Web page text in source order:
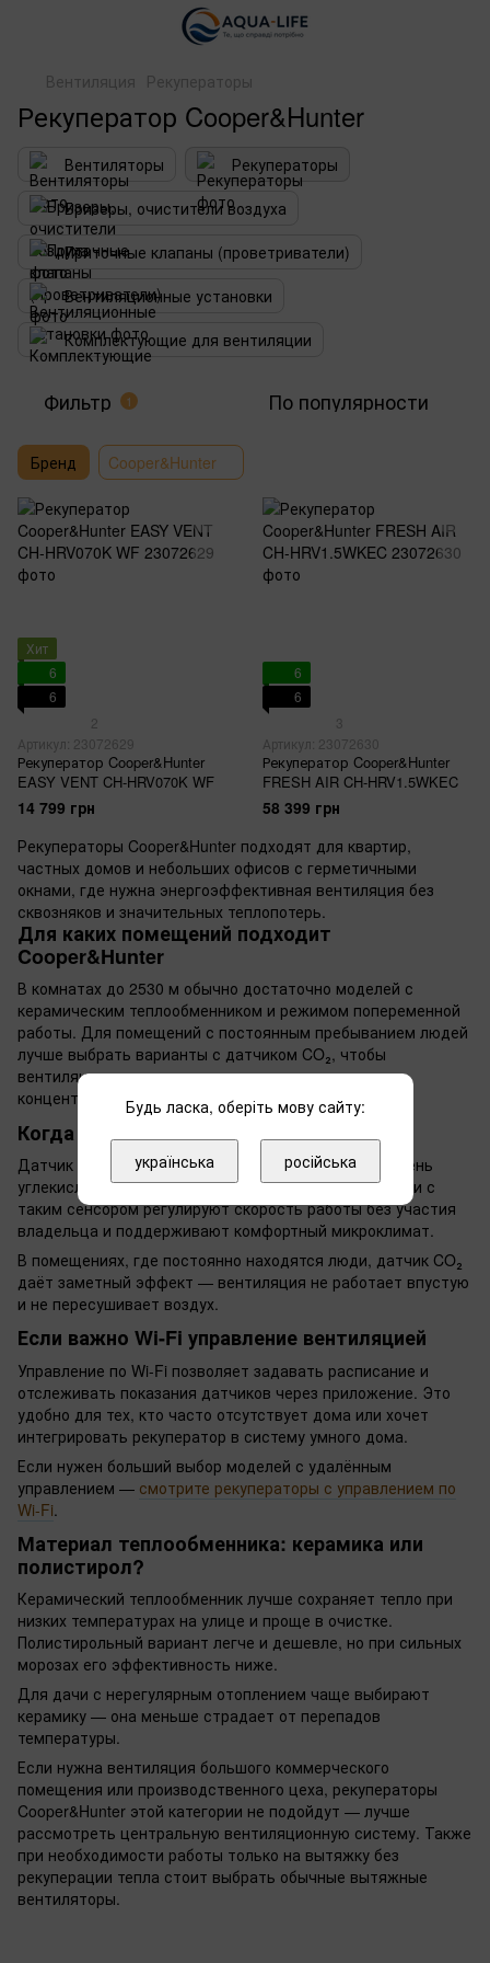
Вентиляция Рекуператоры
Рекуператор Cooper&Hunter
Вентиляторы
Рекуператоры
Бризеры, очистители воздуха
Приточные клапаны (проветриватели)
Вентиляционные установки
Комплектующие для вентиляции
Фильтр 1 По популярности
Бренд Cooper&Hunter
Хит
6
6
2
Артикул: 23072629
Рекуператор Cooper&Hunter
EASY VENT CH-HRV070K WF
14 799 грн
6
6
3
Артикул: 23072630
Рекуператор Cooper&Hunter
FRESH AIR CH-HRV1.5WKEC
58 399 грн
Рекуператоры Cooper&Hunter подходят для квартир,
частных домов и небольших офисов с герметичными
окнами, где нужна энергоэффективная вентиляция без
сквозняков и значительных теплопотерь.
Для каких помещений подходит
Cooper&Hunter
В комнатах до 2530 м обычно достаточно моделей с
керамическим теплообменником и режимом попеременной
работы. Для помещений с постоянным пребыванием людей
лучше выбрать варианты с датчиком CO₂, чтобы
вентиляция включалась автоматически при росте
концентрации газа.
Когда нужен датчик CO₂ в рекуператоре
Датчик CO₂ полезен в спальнях и детских, где уровень
углекислого газа может быстро расти ночью. Модели с
таким сенсором регулируют скорость работы без участия
владельца и поддерживают комфортный микроклимат.
В помещениях, где постоянно находятся люди, датчик CO₂
даёт заметный эффект — вентиляция не работает впустую
и не пересушивает воздух.
Если важно Wi-Fi управление вентиляцией
Управление по Wi-Fi позволяет задавать расписание и
отслеживать показания датчиков через приложение. Это
удобно для тех, кто часто отсутствует дома или хочет
интегрировать рекуператор в систему умного дома.
Если нужен больший выбор моделей с удалённым
управлением — смотрите рекуператоры с управлением по
Wi-Fi.
Материал теплообменника: керамика или
полистирол?
Керамический теплообменник лучше сохраняет тепло при
низких температурах на улице и проще в очистке.
Полистирольный вариант легче и дешевле, но при сильных
морозах его эффективность ниже.
Для дачи с нерегулярным отоплением чаще выбирают
керамику — она меньше страдает от перепадов
температуры.
Если нужна вентиляция большого коммерческого
помещения или производственного цеха, рекуператоры
Cooper&Hunter этой категории не подойдут — лучше
рассмотреть центральную вентиляционную систему. Также
при необходимости работы только на вытяжку без
рекуперации тепла стоит выбрать обычные вытяжные
вентиляторы.
Будь ласка, оберіть мову сайту:
українська російська